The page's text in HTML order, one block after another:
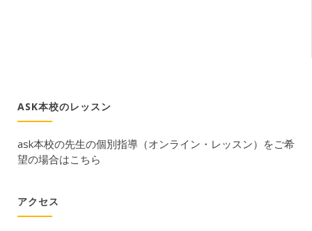
ASK本校のレッスン
ask本校の先生の個別指導（オンライン・レッスン）をご希
望の場合はこちら
アクセス